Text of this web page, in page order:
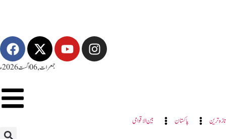
جمعرات, 06 اگست 2026ء
بین الاقوامی پاکستان تازہ ترین